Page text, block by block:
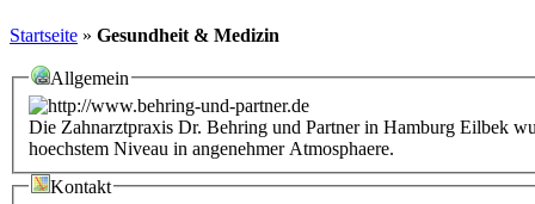
Startseite » Gesundheit & Medizin
Allgemein
Die Zahnarztpraxis Dr. Behring und Partner in Hamburg Eilbek
hoechstem Niveau in angenehmer Atmosphaere.
Kontakt